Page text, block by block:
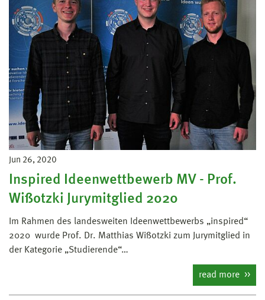
Jun 26, 2020
Inspired Ideenwettbewerb MV - Prof.
Wißotzki Jurymitglied 2020
Im Rahmen des landesweiten Ideenwettbewerbs „inspired“
2020 wurde Prof. Dr. Matthias Wißotzki zum Jurymitglied in
der Kategorie „Studierende“…
read more